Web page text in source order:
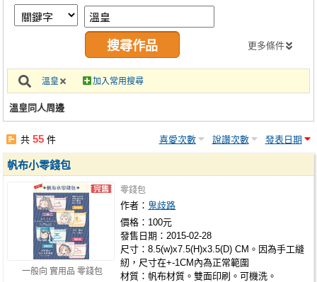
交流中心
攤位轉讓區
會員功能選單
註冊會員
更多條件
溫皇 加入常用搜尋
溫皇同人周邊
共55 件 喜愛次數 說讚次數 發表日期
一般向 實用品 零錢包
帆布小零錢包
零錢包
作者： 鬼歧路
價格：100元
發售日期：2015-02-28
尺寸：8.5(w)x7.5(H)x3.5(D) CM。因為手工縫
紉，尺寸在+-1CM內為正常範圍
材質：帆布材質。雙面印刷。可機洗。